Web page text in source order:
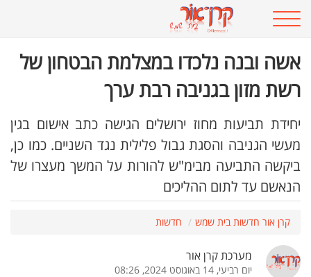
אשה ובנה נלכדו במצלמת הבטחון של
רשת מזון בגניבה רבת ערך
יחידת תביעות מחוז ירושלים הגישה כתב אישום בגין
מעשי הגניבה והסגת גבול פלילית נגד השניים. כמו כן,
ביקשה התביעה מבימ"ש להורות על המשך מעצרו של
הנאשם עד לתום ההליכים
קרן אור חדשות בית שמש חדשות
מערכת קרן אור
יום רביעי, 14 באוגוסט 2024, 08:26